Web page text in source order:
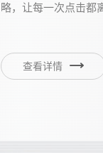
略，让每一次点击都
查看详情